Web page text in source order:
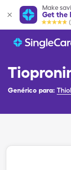
Make
Get the
Genérico para: